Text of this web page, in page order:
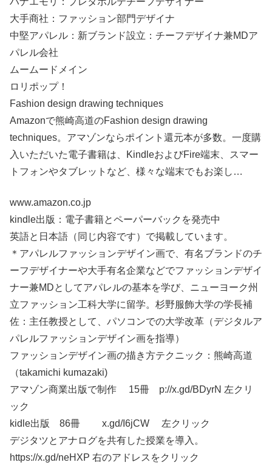
大手商社：ファッション部門デザイナ
中堅アパレル：新ブランド設立：チーフデザイナ兼MDア
パレル会社
ムームードメイン
ロリポップ！
Fashion design drawing techniques
Amazonで熊崎高道のFashion design drawing
techniques。アマゾンならポイント還元本が多数。一度購
入いただいた電子書籍は、KindleおよびFire端末、スマー
トフォンやタブレットなど、様々な端末でもお楽し…
www.amazon.co.jp
kindle出版：電子書籍とペーパーバックを発売中
英語と日本語（同じ内容です）で掲載しています。
＊アパレルファッションデザイン画で、有名ブランドのチ
ーフデザイナーや大手有名企業などでファッションデザイ
ナー兼MDとしてアパレルの基本を学び、ニューヨーク州
立ファッション工科大学に留学。杉野服飾大学の学長補
佐：主任教授として、パソコンでの大学改革（デジタルア
パレルファッションデザイン画を指導）
ファッションデザイン画の描き方テクニック：熊崎高道
（takamichi kumazaki)
アマゾン商業出版で制作 15冊 p://x.gd/BDyrN 左クリ
ック
kidle出版 86冊 x.gd/I6jCW 左クリック
デジタツとアナログを共有した授業を導入。
https://x.gd/neHXP 右のアドレスをクリック